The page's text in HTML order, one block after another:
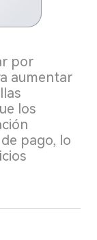
por
aumentar
los
pago, lo